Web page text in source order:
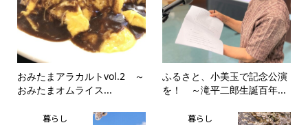
おみたまアラカルトvol.2 ～
おみたまオムライス...
ふるさと、小美玉で記念公演
を！ ～滝平二郎生誕百年...
暮らし 暮らし